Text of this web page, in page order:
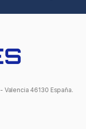
Valencia 46130 España.